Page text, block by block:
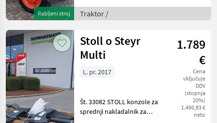
Rabljeni stroj
močjo 4650 Bst. - s hitrostjo
40 km/h - s sistemom
Traktor /
Stoll o Steyr
Multi
1.789
€
Cena
vključuje
DDV
(stopnja
20%)
1.490,83 €
neto
L. pr. 2017
Št. 33082 STOLL konzole za
sprednji nakladalnik za